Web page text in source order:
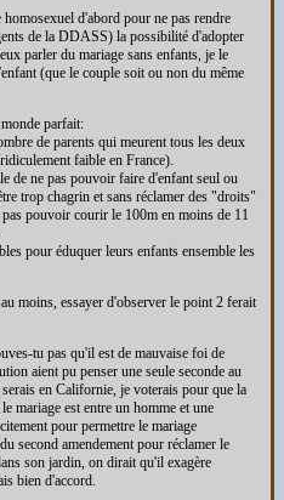
d'abord pour ne pas rendre
de la DDASS) la possibilité d'adopter
parler du mariage sans enfants, je le
(que le couple soit ou non du même
parfait:
de parents qui meurent tous les deux
faible en France).
de ne pas pouvoir faire d'enfant seul ou
trop chagrin et sans réclamer des "droits"
pouvoir courir le 100m en moins de 11
pour éduquer leurs enfants ensemble les
moins, essayer d'observer le point 2 ferait
tu pas qu'il est de mauvaise foi de
aient pu penser une seule seconde au
en Californie, je voterais pour que la
mariage est entre un homme et une
pour permettre le mariage
second amendement pour réclamer le
son jardin, on dirait qu'il exagère
bien d'accord.